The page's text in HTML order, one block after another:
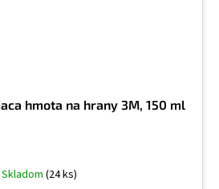
hmota na hrany 3M, 150 ml
Skladom (24 ks)